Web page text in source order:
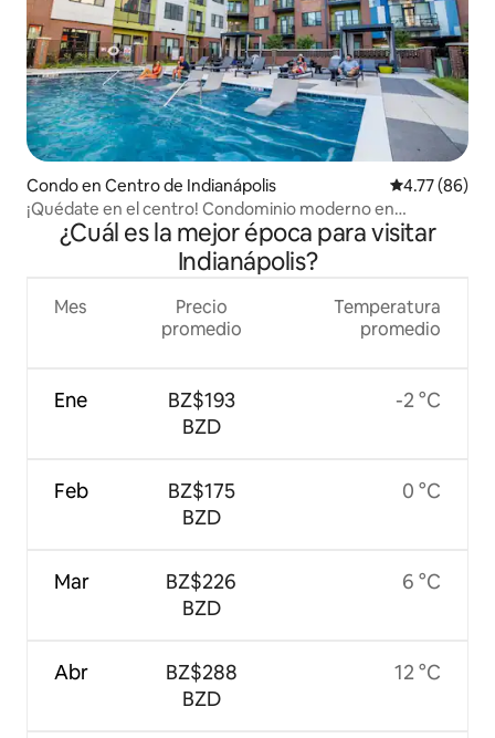
Condo en Centro de Indianápolis Calificación
4.77 (86)
¡Quédate en el centro! Condominio moderno en
Indianápolis con estacionamiento gratuito
¿Cuál es la mejor época para visitar
Indianápolis?
Mes
Ene
Feb
Mar
Abr
Precio
promedio
BZ$193
BZD
BZ$175
BZD
BZ$226
BZD
BZ$288
BZD
Temperatura
promedio
-2 °C
0 °C
6 °C
12 °C